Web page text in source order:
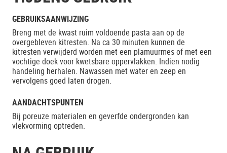
GEBRUIKSAANWIJZING
Breng met de kwast ruim voldoende pasta aan op de
overgebleven kitresten. Na ca 30 minuten kunnen de
kitresten verwijderd worden met een plamuurmes of met een
vochtige doek voor kwetsbare oppervlakken. Indien nodig
handeling herhalen. Nawassen met water en zeep en
vervolgens goed laten drogen.
AANDACHTSPUNTEN
Bij poreuze materialen en geverfde ondergronden kan
vlekvorming optreden.